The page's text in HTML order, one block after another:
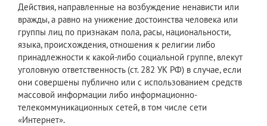
Действия, направленные на возбуждение ненависти или
вражды, а равно на унижение достоинства человека или
группы лиц по признакам пола, расы, национальности,
языка, происхождения, отношения к религии либо
принадлежности к какой-либо социальной группе, влекут
уголовную ответственность (ст. 282 УК РФ) в случае, если
они совершены публично или с использованием средств
массовой информации либо информационно-
телекоммуникационных сетей, в том числе сети
«Интернет».